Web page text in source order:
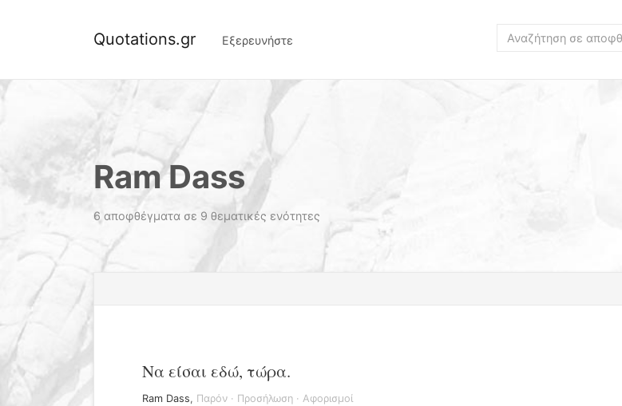
Quotations.gr Εξερευνήστε
Ram Dass
6 αποφθέγματα σε 9 θεματικές ενότητες
Να είσαι εδώ, τώρα.
Ram Dass, Παρόν · Προσήλωση · Αφορισμοί